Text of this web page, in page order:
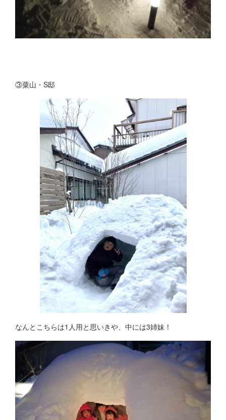
③粟山・S邸
なんとこちらは1人用と思いきや、中には3姉妹！